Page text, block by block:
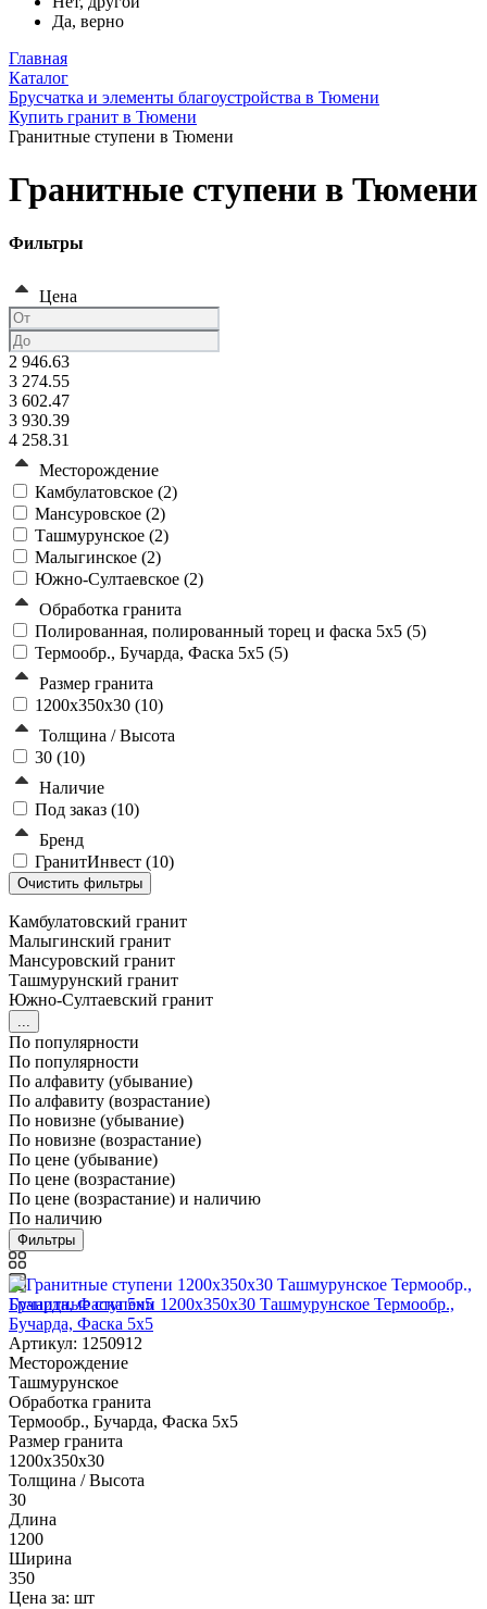
Да, верно
Главная
Каталог
Брусчатка и элементы благоустройства в Тюмени
Купить гранит в Тюмени
Гранитные ступени в Тюмени
Гранитные ступени в Тюмени
Фильтры
Цена
2 946.63
3 274.55
3 602.47
3 930.39
4 258.31
Месторождение
Камбулатовское (2)
Мансуровское (2)
Ташмурунское (2)
Малыгинское (2)
Южно-Султаевское (2)
Обработка гранита
Полированная, полированный торец и фаска 5x5 (5)
Термообр., Бучарда, Фаска 5x5 (5)
Размер гранита
1200x350x30 (10)
Толщина / Высота
30 (10)
Наличие
Под заказ (10)
Бренд
ГранитИнвест (10)
Камбулатовский гранит
Малыгинский гранит
Мансуровский гранит
Ташмурунский гранит
Южно-Султаевский гранит
...
По популярности
По популярности
По алфавиту (убывание)
По алфавиту (возрастание)
По новизне (убывание)
По новизне (возрастание)
По цене (убывание)
По цене (возрастание)
По цене (возрастание) и наличию
По наличию
Фильтры
Гранитные ступени 1200x350x30 Ташмурунское Термообр.,
Бучарда, Фаска 5x5
Артикул: 1250912
Месторождение
Ташмурунское
Обработка гранита
Термообр., Бучарда, Фаска 5x5
Размер гранита
1200x350x30
Толщина / Высота
30
Длина
1200
Ширина
350
Цена за: шт